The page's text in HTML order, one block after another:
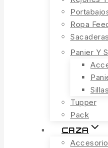
Ropa
Sacaderas
Panier Y
Sillas
Tupper
Pack
CAZA